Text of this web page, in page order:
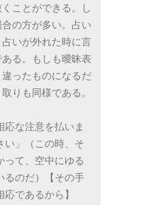
ことができる。し
の方が多い。占い
いが外れた時に言
る。もしも曖昧表
ったものになるだ
りも同様である。
応な注意を払いま
い」（この時、そ
って、空中にゆる
るのだ）【その手
であるから】